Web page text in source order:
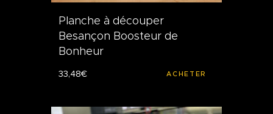
Planche à découper
Besançon Boosteur de
Bonheur
33,48€ ACHETER